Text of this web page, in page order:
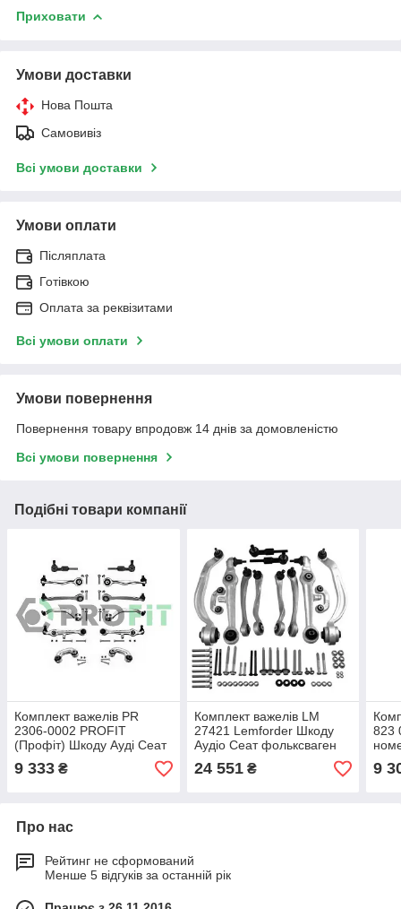
Приховати
Умови доставки
Нова Пошта
Самовивіз
Всі умови доставки
Умови оплати
Післяплата
Готівкою
Оплата за реквізитами
Всі умови оплати
Умови повернення
Повернення товару впродовж 14 днів за домовленістю
Всі умови повернення
Подібні товари компанії
Комплект важелів PR
2306-0002 PROFIT
(Профіт) Шкоду Ауді Сеат
Фольксваген
9 333 ₴
Комплект важелів LM
27421 Lemforder Шкоду
Аудіо Сеат фольксваген
24 551₴
823
9
Про нас
Рейтинг не сформований
Менше 5 відгуків за останній рік